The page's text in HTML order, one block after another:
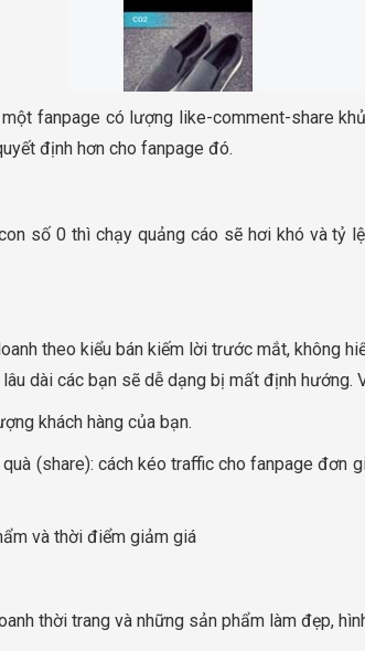
fanpage có lượng like-comment-share
định hơn cho fanpage đó.
số 0 thì chạy quảng cáo sẽ hơi khó và
theo kiểu bán kiếm lời trước mắt, không
dài các bạn sẽ dễ dạng bị mất định
khách hàng của bạn.
(share): cách kéo traffic cho fanpage đơn
và thời điểm giảm giá
thời trang và những sản phẩm làm đẹp,